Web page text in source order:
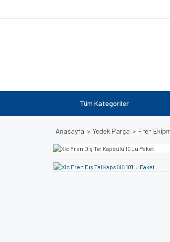
Tüm Kategoriler
Anasayfa Yedek Parça Fren